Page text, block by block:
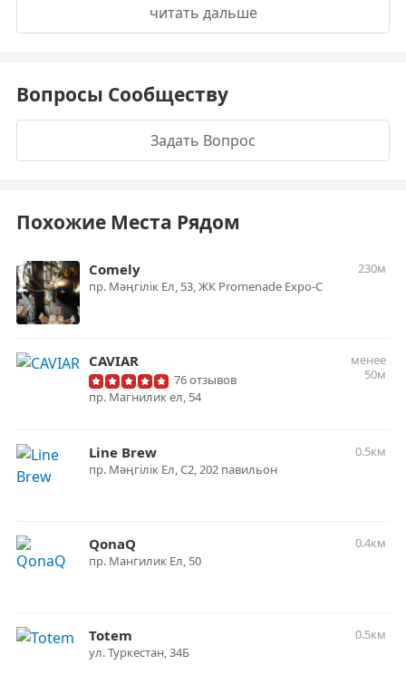
читать дальше
Вопросы Сообществу
Задать Вопрос
Похожие Места Рядом
Comely
230м
пр. Мәңгілік Ел, 53, ЖК Promenade Expo-С
CAVIAR
менее
50м
76 отзывов
пр. Магнилик ел, 54
Line Brew
0.5км
пр. Мәңгілік Ел, С2, 202 павильон
QonaQ
0.4км
пр. Мангилик Ел, 50
Totem
0.5км
ул. Туркестан, 34Б